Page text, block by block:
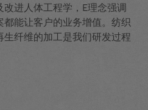
进人体工程学，E理念强调
能让客户的业务增值。纺织
纤维的加工是我们研发过程